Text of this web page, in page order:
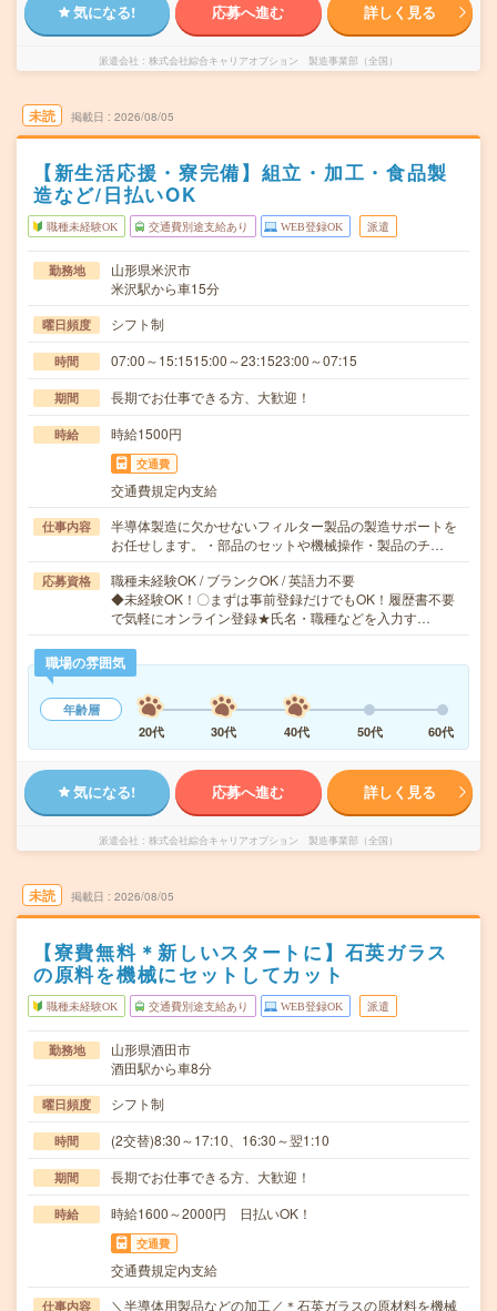
気になる! 応募へ進む 詳しく見る
派遣会社 株式会社綜合キャリアオプション 製造事業部（全国）
未読 掲載日 2026/08/05
【新生活応援・寮完備】組立・加工・食品製
造など/日払いOK
職種未経験OK 交通費別途支給あり WEB登録OK 派遣
勤務地
山形県米沢市
米沢駅から車15分
曜日頻度 シフト制
時間 07:00～15:1515:00～23:1523:00～07:15
期間 長期でお仕事できる方、大歓迎！
時給 時給1500円
交通費
交通費規定内支給
仕事内容
半導体製造に欠かせないフィルター製品の製造サポートを
お任せします。・部品のセットや機械操作・製品のチ…
応募資格
職種未経験OK / ブランクOK / 英語力不要
◆未経験OK！〇まずは事前登録だけでもOK！履歴書不要
で気軽にオンライン登録★氏名・職種などを入力す…
職場の雰囲気
年齢層
20代
30代 40代 50代 60代
気になる! 応募へ進む 詳しく見る
派遣会社 株式会社綜合キャリアオプション 製造事業部（全国）
未読 掲載日 2026/08/05
【寮費無料＊新しいスタートに】石英ガラス
の原料を機械にセットしてカット
職種未経験OK 交通費別途支給あり WEB登録OK 派遣
勤務地
山形県酒田市
酒田駅から車8分
曜日頻度 シフト制
時間 (2交替)8:30～17:10、16:30～翌1:10
期間 長期でお仕事できる方、大歓迎！
時給 時給1600～2000円 日払いOK！
交通費
交通費規定内支給
仕事内容 ＼半導体用製品などの加工／＊石英ガラスの原材料を機械